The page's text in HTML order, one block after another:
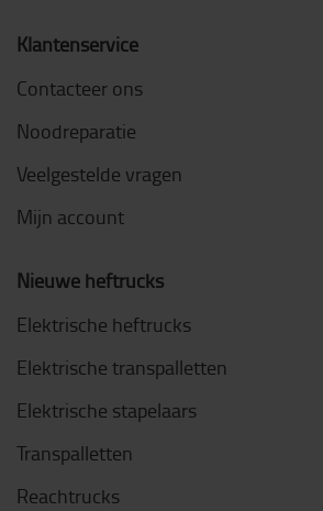
Klantenservice
Contacteer ons
Noodreparatie
Veelgestelde vragen
Mijn account
Nieuwe heftrucks
Elektrische heftrucks
Elektrische transpalletten
Elektrische stapelaars
Transpalletten
Reachtrucks